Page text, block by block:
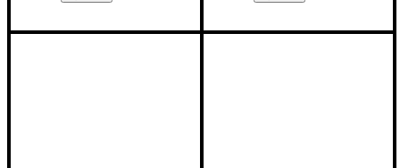
Длина: 110 см
Длина: 120 см